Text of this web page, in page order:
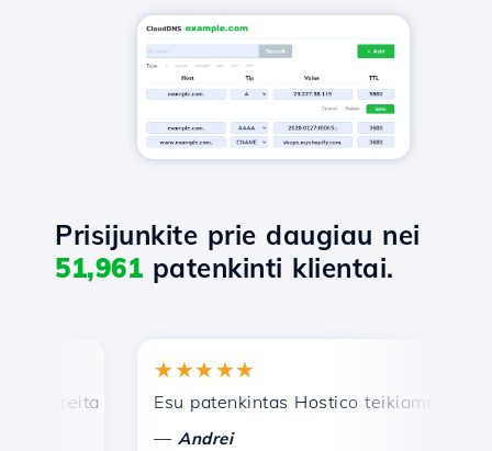
Prisijunkite prie daugiau nei
51,961 patenkinti klientai.
greita ir efektyvi techninė pagalba.
★★★★★
Esu patenkintas Hostico teikiamomis
Andrei